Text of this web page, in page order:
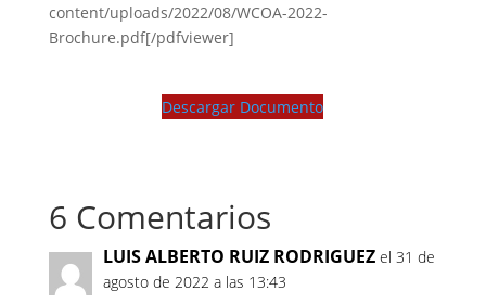
content/uploads/2022/08/WCOA-2022-
Brochure.pdf[/pdfviewer]
Descargar Documento
6 Comentarios
LUIS ALBERTO RUIZ RODRIGUEZ el 31 de
agosto de 2022 a las 13:43